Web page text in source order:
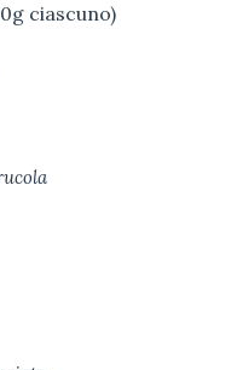
ciascuno)